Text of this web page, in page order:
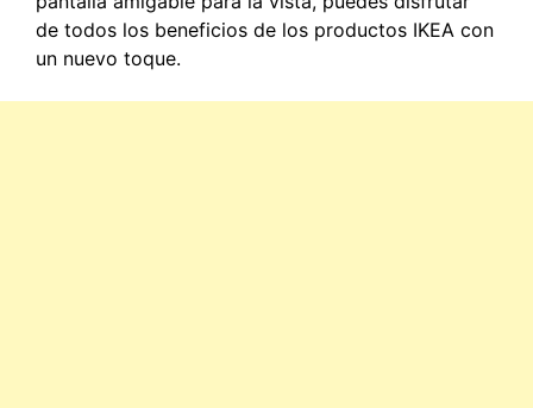
de todos los beneficios de los productos IKEA con
un nuevo toque.